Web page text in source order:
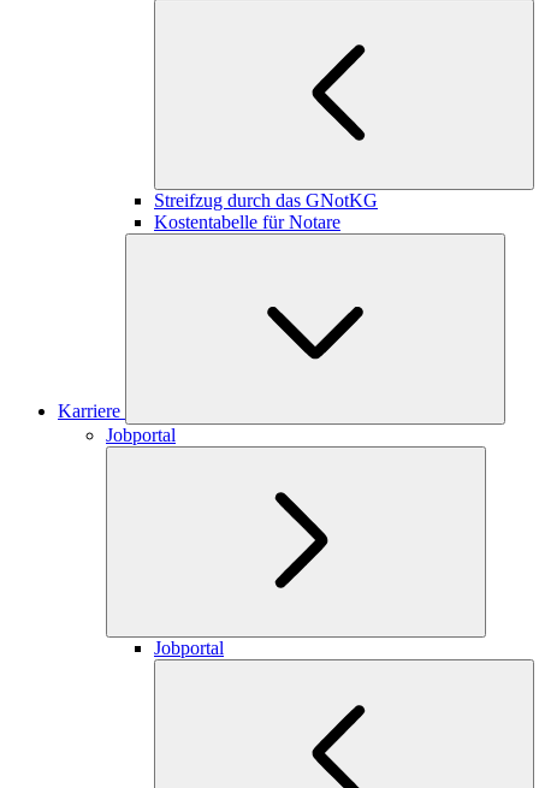
Streifzug durch das GNotKG
Kostentabelle für Notare
Karriere
Jobportal
Jobportal